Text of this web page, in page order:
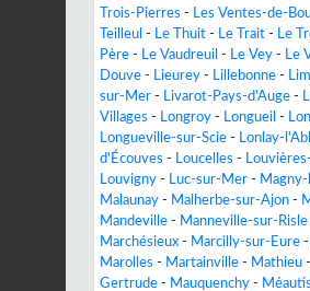
Trois-Pierres - Les Ventes-de-
Teilleul - Le Thuit - Le Trait - Le
Père - Le Vaudreuil - Le Vey - Le
Douve - Lieurey - Lillebonne -
sur-Mer - Livarot-Pays-d'Auge -
Villages - Longroy - Longueil -
Longueville-sur-Scie - Lonlay-
d'Écouves - Loucelles -
Louvigny - Luc-sur-Mer -
Malaunay - Malherbe-sur-Ajon -
Mandeville - Manneville-sur-Risle
Marchésieux - Marcilly-sur-Eure -
Marolles - Martainville - Mathieu -
Gertrude - Mauquenchy - Méautis